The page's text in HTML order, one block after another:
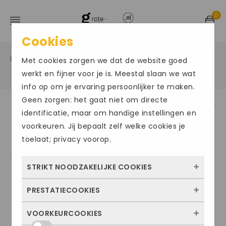
0
Home / Grote maten herenschoenen / Veter sportief
ACTIE
Cookies
Met cookies zorgen we dat de website goed
werkt en fijner voor je is. Meestal slaan we wat
info op om je ervaring persoonlijker te maken.
Geen zorgen: het gaat niet om directe
identificatie, maar om handige instellingen en
voorkeuren. Jij bepaalt zelf welke cookies je
toelaat; privacy voorop.
STRIKT NOODZAKELIJKE COOKIES
Deze cookies zorgen ervoor dat de website
kunnen niet worden uitgezet. Meestal
PRESTATIECOOKIES
Met deze cookies zien we hoe vaak onze
VOORKEURCOOKIES